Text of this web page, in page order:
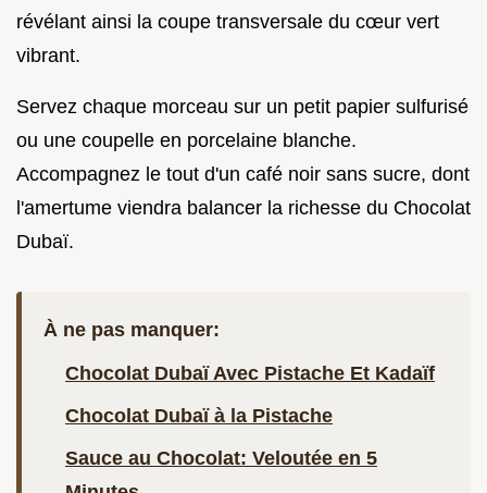
révélant ainsi la coupe transversale du cœur vert
vibrant.
Servez chaque morceau sur un petit papier sulfurisé
ou une coupelle en porcelaine blanche.
Accompagnez le tout d'un café noir sans sucre, dont
l'amertume viendra balancer la richesse du Chocolat
Dubaï.
À ne pas manquer:
Chocolat Dubaï Avec Pistache Et Kadaïf
Chocolat Dubaï à la Pistache
Sauce au Chocolat: Veloutée en 5